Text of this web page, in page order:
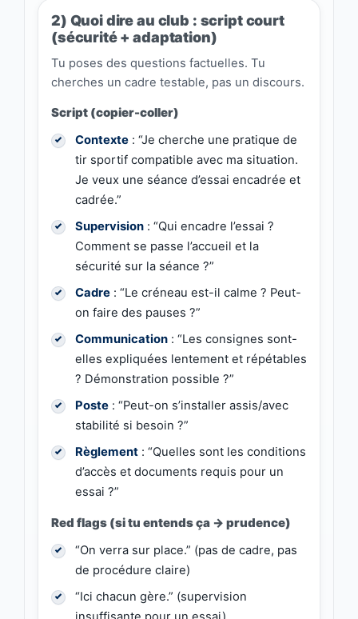
2) Quoi dire au club : script court
(sécurité + adaptation)
Tu poses des questions factuelles. Tu
cherches un cadre testable, pas un discours.
Script (copier-coller)
Contexte : “Je cherche une pratique de
tir sportif compatible avec ma situation.
Je veux une séance d’essai encadrée et
cadrée.”
Supervision : “Qui encadre l’essai ?
Comment se passe l’accueil et la
sécurité sur la séance ?”
Cadre : “Le créneau est-il calme ? Peut-
on faire des pauses ?”
Communication : “Les consignes sont-
elles expliquées lentement et répétables
? Démonstration possible ?”
Poste : “Peut-on s’installer assis/avec
stabilité si besoin ?”
Règlement : “Quelles sont les conditions
d’accès et documents requis pour un
essai ?”
Red flags (si tu entends ça → prudence)
“On verra sur place.” (pas de cadre, pas
de procédure claire)
“Ici chacun gère.” (supervision